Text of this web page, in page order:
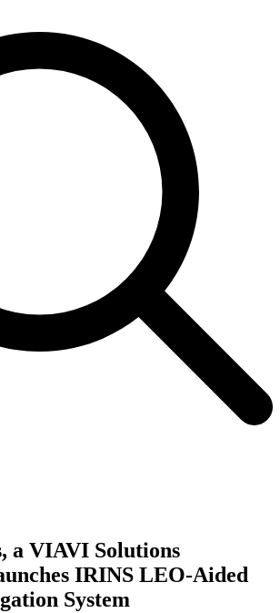
a VIAVI Solutions
IRINS LEO-Aided
System